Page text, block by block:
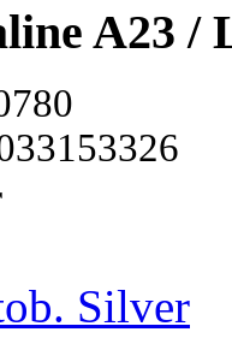
A23 /